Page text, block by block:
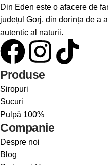
Din Eden este o afacere de
județul Gorj, din dorința de a
autentic al naturii.
Produse
Siropuri
Sucuri
Pulpă 100%
Companie
Despre noi
Blog